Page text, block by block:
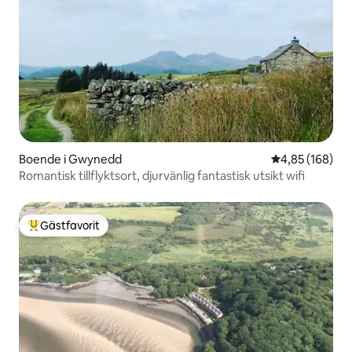
Boende i Gwynedd 4,85 av 5 i
4,85 (168)
Romantisk tillflyktsort, djurvänlig fantastisk utsikt wifi
Populär gästfavorit
Gästfavorit